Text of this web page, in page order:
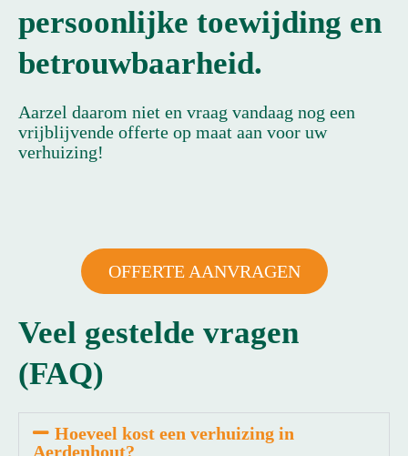
persoonlijke toewijding en
betrouwbaarheid.
Aarzel daarom niet en vraag vandaag nog een
vrijblijvende offerte op maat aan voor uw
verhuizing!
OFFERTE AANVRAGEN
Veel gestelde vragen
(FAQ)
Hoeveel kost een verhuizing in
Aerdenhout?